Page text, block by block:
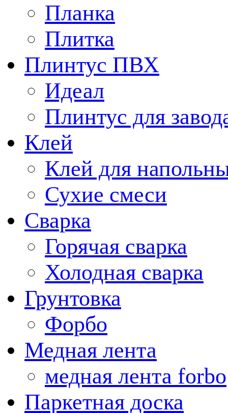
Планка
Плитка
Плинтус ПВХ
Идеал
Плинтус для
Клей
Клей для
Сухие смеси
Сварка
Горячая сварка
Холодная сварка
Грунтовка
Форбо
Медная лента
медная лента forbo
Паркетная доска